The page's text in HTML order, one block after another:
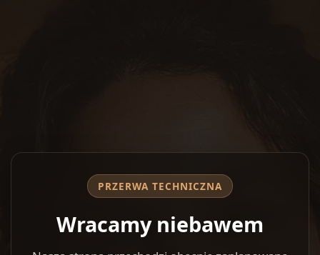
PRZERWA TECHNICZNA
Wracamy niebawem